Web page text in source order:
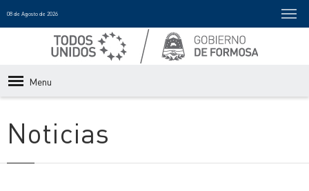
08 de Agosto de 2026
Menu
Noticias